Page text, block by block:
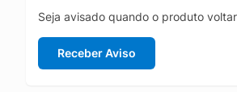
Seja avisado quando o produto
Receber Aviso